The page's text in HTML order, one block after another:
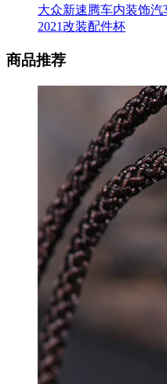
大众新速腾车内装饰汽
2021改装配件杯
商品推荐